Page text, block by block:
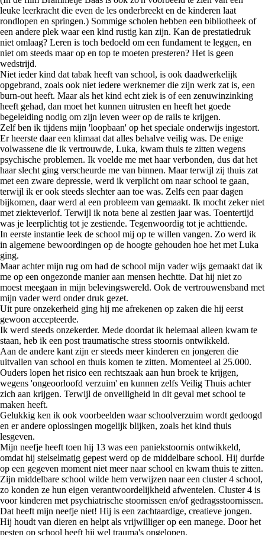
leuke leerkracht die even de les onderbreekt en de kinderen laat
rondlopen en springen.) Sommige scholen hebben een bibliotheek of
een andere plek waar een kind rustig kan zijn. Kan de prestatiedruk
niet omlaag? Leren is toch bedoeld om een fundament te leggen, en
niet om steeds maar op en top te moeten presteren? Het is geen
wedstrijd.
Niet ieder kind dat tabak heeft van school, is ook daadwerkelijk
opgebrand, zoals ook niet iedere werknemer die zijn werk zat is, een
burn-out heeft. Maar als het kind echt ziek is of een zenuwinzinking
heeft gehad, dan moet het kunnen uitrusten en heeft het goede
begeleiding nodig om zijn leven weer op de rails te krijgen.
Zelf ben ik tijdens mijn 'loopbaan' op het speciale onderwijs ingestort.
Er heerste daar een klimaat dat alles behalve veilig was. De enige
volwassene die ik vertrouwde, Luka, kwam thuis te zitten wegens
psychische problemen. Ik voelde me met haar verbonden, dus dat het
haar slecht ging verscheurde me van binnen. Maar terwijl zij thuis zat
met een zware depressie, werd ik verplicht om naar school te gaan,
terwijl ik er ook steeds slechter aan toe was. Zelfs een paar dagen
bijkomen, daar werd al een probleem van gemaakt. Ik mocht zeker niet
met ziekteverlof. Terwijl ik nota bene al zestien jaar was. Toentertijd
was je leerplichtig tot je zestiende. Tegenwoordig tot je achttiende.
In eerste instantie leek de school mij op te willen vangen. Zo werd ik
in algemene bewoordingen op de hoogte gehouden hoe het met Luka
ging.
Maar achter mijn rug om had de school mijn vader wijs gemaakt dat ik
me op een ongezonde manier aan mensen hechtte. Dat hij niet zo
moest meegaan in mijn belevingswereld. Ook de vertrouwensband met
mijn vader werd onder druk gezet.
Uit pure onzekerheid ging hij me afrekenen op zaken die hij eerst
gewoon accepteerde.
Ik werd steeds onzekerder. Mede doordat ik helemaal alleen kwam te
staan, heb ik een post traumatische stress stoornis ontwikkeld.
Aan de andere kant zijn er steeds meer kinderen en jongeren die
uitvallen van school en thuis komen te zitten. Momenteel al 25.000.
Ouders lopen het risico een rechtszaak aan hun broek te krijgen,
wegens 'ongeoorloofd verzuim' en kunnen zelfs Veilig Thuis achter
zich aan krijgen. Terwijl de onveiligheid in dit geval met school te
maken heeft.
Gelukkig ken ik ook voorbeelden waar schoolverzuim wordt gedoogd
en er andere oplossingen mogelijk blijken, zoals het kind thuis
lesgeven.
Mijn neefje heeft toen hij 13 was een paniekstoornis ontwikkeld,
omdat hij stelselmatig gepest werd op de middelbare school. Hij durfde
op een gegeven moment niet meer naar school en kwam thuis te zitten.
Zijn middelbare school wilde hem verwijzen naar een cluster 4 school,
zo konden ze hun eigen verantwoordelijkheid afwentelen. Cluster 4 is
voor kinderen met psychiatrische stoornissen en/of gedragsstoornissen.
Dat heeft mijn neefje niet! Hij is een zachtaardige, creatieve jongen.
Hij houdt van dieren en helpt als vrijwilliger op een manege. Door het
pesten op school heeft hij wel trauma's opgelopen.